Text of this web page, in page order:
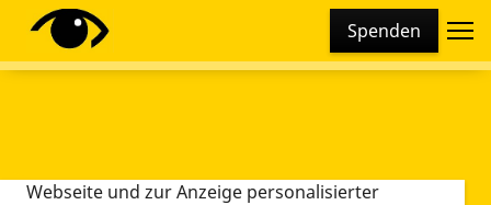
Spenden
Diese Webseite setzt verschiedene Cookies und
Tracking-Tools ein. Dies beinhaltet Cookies und
Webseite und zur Anzeige personalisierter